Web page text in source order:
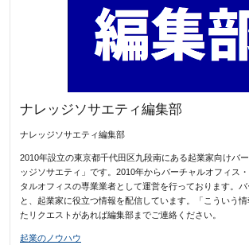
ナレッジソサエティ編集部
ナレッジソサエティ編集部
2010年設立の東京都千代田区九段南にある起業家向けバ
ッジソサエティ」です。2010年からバーチャルオフィス
タルオフィスの専業業者として運営を行っております。
と、起業家に役立つ情報を配信しています。「こういう
たリクエストがあれば編集部までご連絡ください。
起業のノウハウ